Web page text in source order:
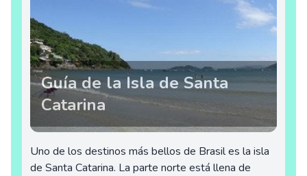
Guía de la Isla de Santa
Catarina
Uno de los destinos más bellos de Brasil es la isla
de Santa Catarina. La parte norte está llena de